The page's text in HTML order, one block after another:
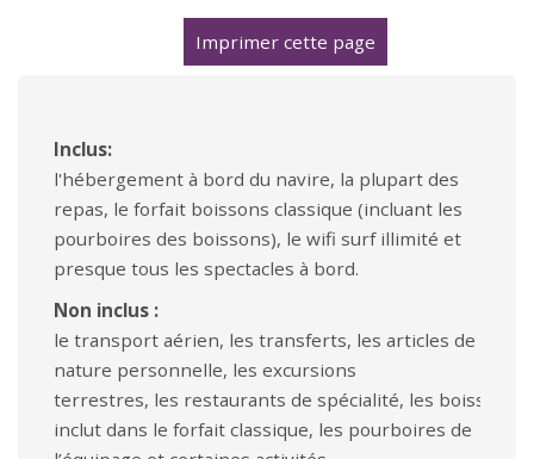
Imprimer cette page
Inclus:
l'hébergement à bord du navire, la plupart des
repas, le forfait boissons classique (incluant les
pourboires des boissons), le wifi surf illimité et
presque tous les spectacles à bord.
Non inclus :
le transport aérien, les transferts, les articles de
nature personnelle, les excursions
terrestres, les restaurants de spécialité, les boissons
inclut dans le forfait classique, les pourboires de